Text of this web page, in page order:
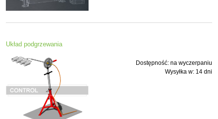
Układ podgrzewania
Dostępność: na wyczerpaniu
Wysyłka w: 14 dni